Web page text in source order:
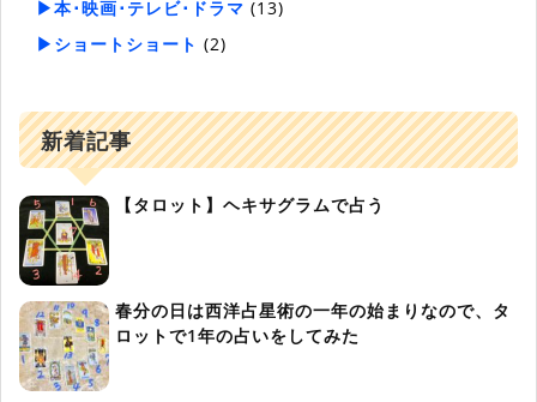
▶本･映画･テレビ･ドラマ (13)
▶ショートショート (2)
新着記事
【タロット】ヘキサグラムで占う
春分の日は西洋占星術の一年の始まりなので、タ
ロットで1年の占いをしてみた